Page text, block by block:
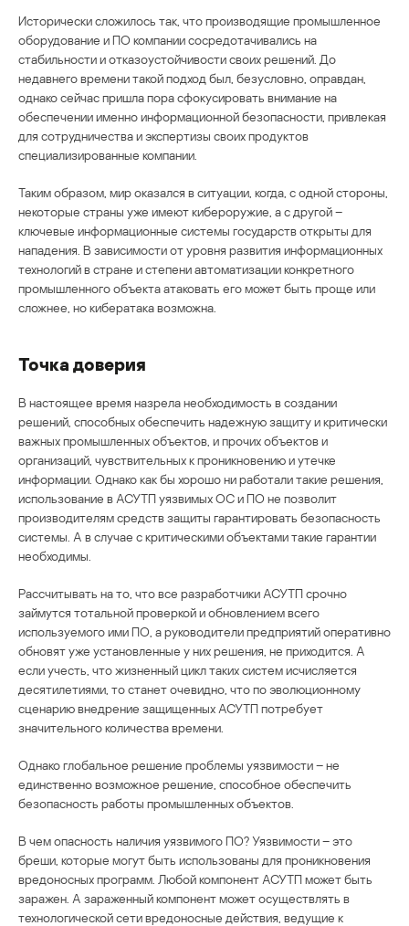
Исторически сложилось так, что производящие промышленное
оборудование и ПО компании сосредотачивались на
стабильности и отказоустойчивости своих решений. До
недавнего времени такой подход был, безусловно, оправдан,
однако сейчас пришла пора сфокусировать внимание на
обеспечении именно информационной безопасности, привлекая
для сотрудничества и экспертизы своих продуктов
специализированные компании.
Таким образом, мир оказался в ситуации, когда, с одной стороны,
некоторые страны уже имеют кибероружие, а с другой –
ключевые информационные системы государств открыты для
нападения. В зависимости от уровня развития информационных
технологий в стране и степени автоматизации конкретного
промышленного объекта атаковать его может быть проще или
сложнее, но кибератака возможна.
Точка доверия
В настоящее время назрела необходимость в создании
решений, способных обеспечить надежную защиту и критически
важных промышленных объектов, и прочих объектов и
организаций, чувствительных к проникновению и утечке
информации. Однако как бы хорошо ни работали такие решения,
использование в АСУТП уязвимых ОС и ПО не позволит
производителям средств защиты гарантировать безопасность
системы. А в случае с критическими объектами такие гарантии
необходимы.
Рассчитывать на то, что все разработчики АСУТП срочно
займутся тотальной проверкой и обновлением всего
используемого ими ПО, а руководители предприятий оперативно
обновят уже установленные у них решения, не приходится. А
если учесть, что жизненный цикл таких систем исчисляется
десятилетиями, то станет очевидно, что по эволюционному
сценарию внедрение защищенных АСУТП потребует
значительного количества времени.
Однако глобальное решение проблемы уязвимости – не
единственно возможное решение, способное обеспечить
безопасность работы промышленных объектов.
В чем опасность наличия уязвимого ПО? Уязвимости – это
бреши, которые могут быть использованы для проникновения
вредоносных программ. Любой компонент АСУТП может быть
заражен. А зараженный компонент может осуществлять в
технологической сети вредоносные действия, ведущие к